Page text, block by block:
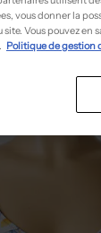
vous donner la
site. Vous pouvez en
Politique de gestion